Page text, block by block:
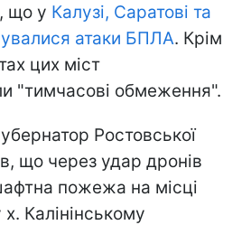
що у Калузі, Саратові та
атаки БПЛА. Крім
цих міст
"тимчасові обмеження".
Ростовської
що через удар дронів
пожежа на місці
Калінінському